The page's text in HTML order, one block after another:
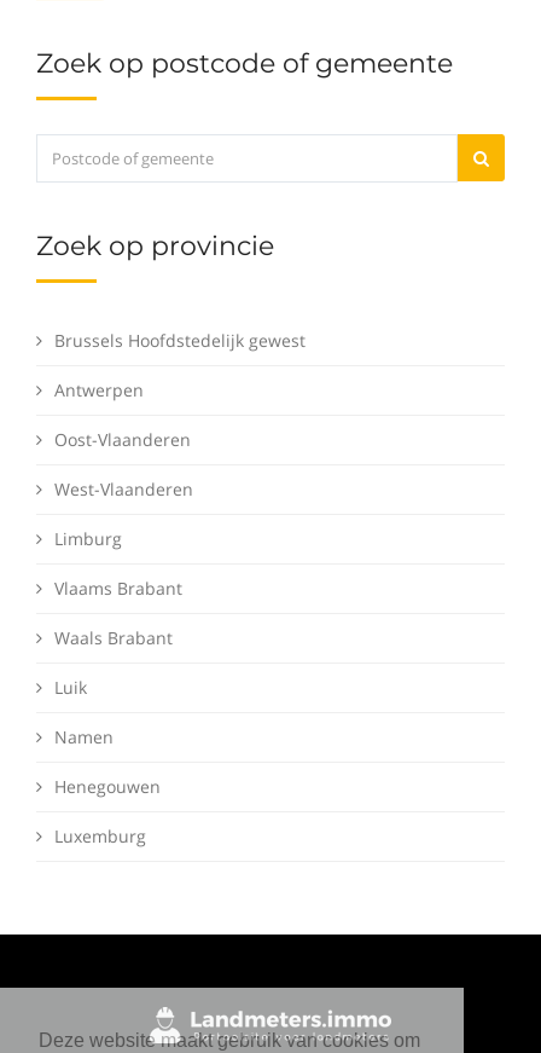
Deze website maakt gebruik van cookies om
Zoek op postcode of gemeente
Zoek op provincie
Brussels Hoofdstedelijk gewest
Antwerpen
Oost-Vlaanderen
West-Vlaanderen
Limburg
Vlaams Brabant
Waals Brabant
Luik
Namen
Henegouwen
Luxemburg